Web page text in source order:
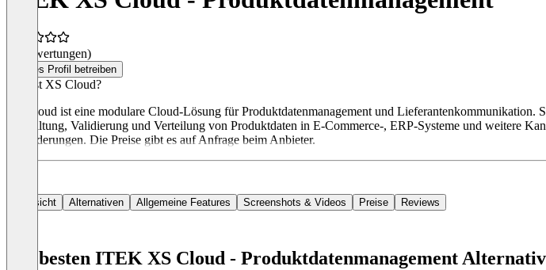
(0 Bewertungen)
Dieses Profil betreiben
Was ist XS Cloud?
XS Cloud ist eine modulare Cloud-Lösung für Produktdatenmanagement und
Verwaltung, Validierung und Verteilung von Produktdaten in E-Commerce-, ERP-Systeme und weitere
Anforderungen. Die Preise gibt es auf Anfrage beim Anbieter.
Übersicht Alternativen Allgemeine Features Screenshots & Videos Preise Reviews
Die besten ITEK XS Cloud - Produktdatenmanagement